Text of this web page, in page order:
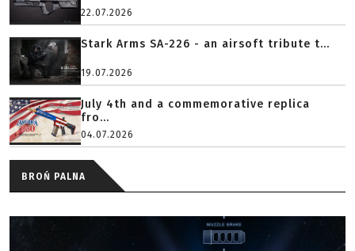
22.07.2026
Stark Arms SA-226 - an airsoft tribute t...
19.07.2026
July 4th and a commemorative replica
fro...
04.07.2026
BROŃ PALNA